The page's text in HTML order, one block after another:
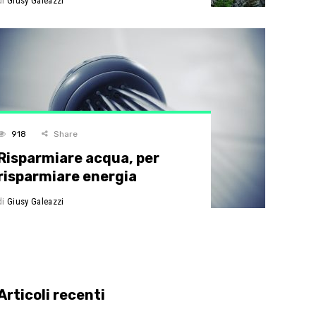
918 Share
acqua, per
energia
Giusy Galeazzi
recenti